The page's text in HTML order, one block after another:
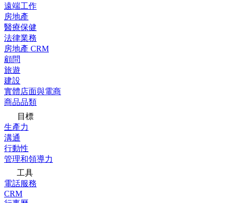
遠端工作
房地產
醫療保健
法律業務
房地產 CRM
顧問
旅遊
建設
實體店面與電商
商品品類
目標
生產力
溝通
行動性
管理和領導力
工具
電話服務
CRM